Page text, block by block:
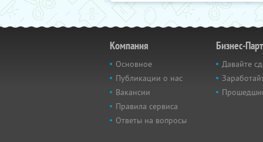
Компания
Основное
Публикации о нас
Вакансии
Правила сервиса
Ответы на вопросы
Бизнес-
Давайте